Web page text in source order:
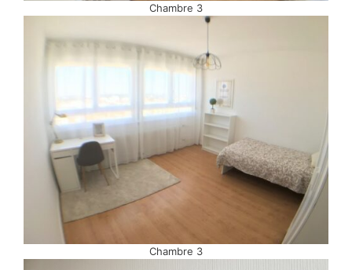
Chambre 3
Chambre 3